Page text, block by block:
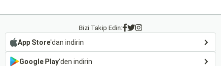
Bizi Takip Edin:
App Store'dan indirin
Google Play'den indirin